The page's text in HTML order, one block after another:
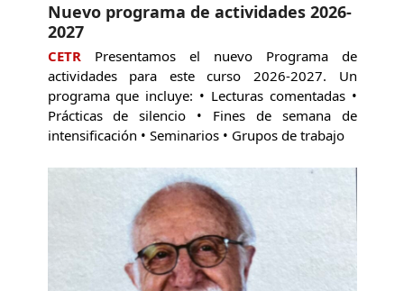
Nuevo programa de actividades 2026-
2027
CETRPresentamos el nuevo Programa de
actividades para este curso 2026-2027. Un
programa que incluye: • Lecturas comentadas •
Prácticas de silencio • Fines de semana de
intensificación • Seminarios • Grupos de trabajo